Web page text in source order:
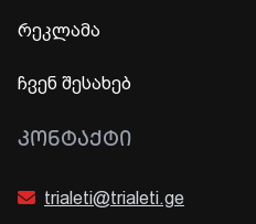
რეკლამა
ჩვენ შესახებ
ᲙᲝᲜᲢᲐᲥᲢᲘ
trialeti@trialeti.ge